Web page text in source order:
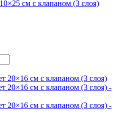
см с клапаном (3 слоя)